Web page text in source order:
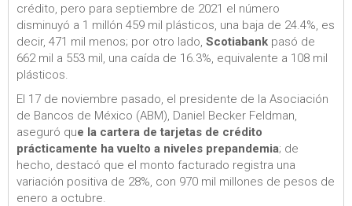
crédito, pero para septiembre de 2021 el número
disminuyó a 1 millón 459 mil plásticos, una baja de 24.4%, es
decir, 471 mil menos; por otro lado, Scotiabank pasó de
662 mil a 553 mil, una caída de 16.3%, equivalente a 108 mil
plásticos.
El 17 de noviembre pasado, el presidente de la Asociación
de Bancos de México (ABM), Daniel Becker Feldman,
aseguró que la cartera de tarjetas de crédito
prácticamente ha vuelto a niveles prepandemia; de
hecho, destacó que el monto facturado registra una
variación positiva de 28%, con 970 mil millones de pesos de
enero a octubre.